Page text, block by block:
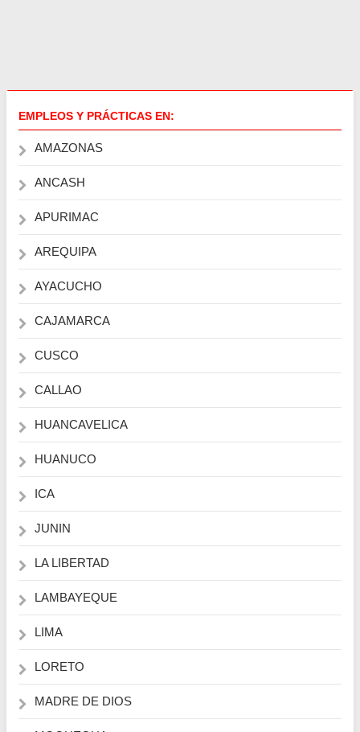
EMPLEOS Y PRÁCTICAS EN:
AMAZONAS
ANCASH
APURIMAC
AREQUIPA
AYACUCHO
CAJAMARCA
CUSCO
CALLAO
HUANCAVELICA
HUANUCO
ICA
JUNIN
LA LIBERTAD
LAMBAYEQUE
LIMA
LORETO
MADRE DE DIOS